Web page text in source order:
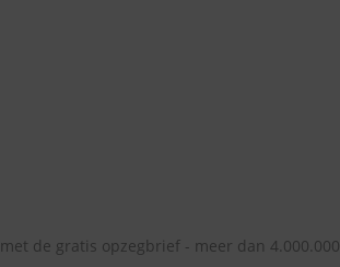
de gratis opzegbrief - meer dan 4.000.000